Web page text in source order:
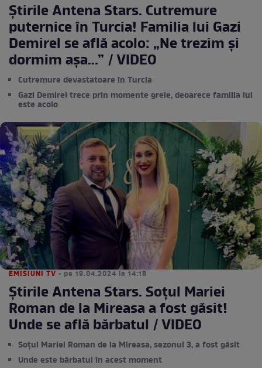
Știrile Antena Stars. Cutremure
puternice în Turcia! Familia lui Gazi
Demirel se află acolo: „Ne trezim și
dormim așa...” / VIDEO
Cutremure devastatoare în Turcia
Gazi Demirel trece prin momente grele, deoarece familia lui
este acolo
EMISIUNI TV • pe 19.04.2024 la 14:18
Știrile Antena Stars. Soțul Mariei
Roman de la Mireasa a fost găsit!
Unde se află bărbatul / VIDEO
Soțul Mariei Roman de la Mireasa, sezonul 3, a fost găsit
Unde este bărbatul în acest moment